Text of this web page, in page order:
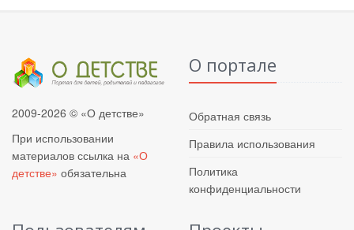
2009-2026 © «О детстве»
При использовании
материалов ссылка на «О
детстве» обязательна
О портале
Обратная связь
Правила использования
Политика
конфиденциальности